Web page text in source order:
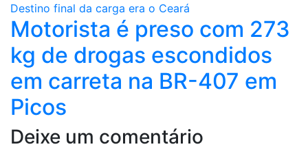
Destino final da carga era o Ceará
Motorista é preso com 273
kg de drogas escondidos
em carreta na BR-407 em
Picos
Deixe um comentário